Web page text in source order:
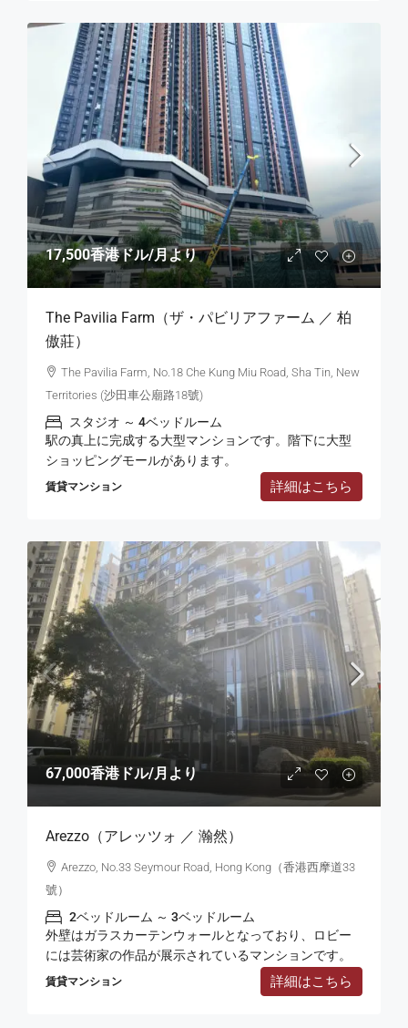
17,500香港ドル/月より
The Pavilia Farm（ザ・パビリアファーム ／ 柏
傲莊）
The Pavilia Farm, No.18 Che Kung Miu Road, Sha Tin, New
Territories (沙田車公廟路18號)
スタジオ ～ 4ベッドルーム
駅の真上に完成する大型マンションです。階下に大型
ショッピングモールがあります。
賃貸マンション 詳細はこちら
67,000香港ドル/月より
Arezzo（アレッツォ ／ 瀚然）
Arezzo, No.33 Seymour Road, Hong Kong（香港西摩道33
號）
2ベッドルーム ～ 3ベッドルーム
外壁はガラスカーテンウォールとなっており、ロビー
には芸術家の作品が展示されているマンションです。
賃貸マンション 詳細はこちら